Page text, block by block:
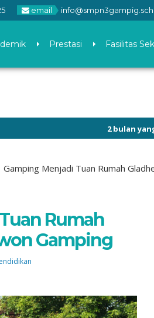
email
Prestasi Fasilitas
2 bulan yang lalu/ Cek
Gamping Menjadi Tuan Rumah
Rumah
Gamping